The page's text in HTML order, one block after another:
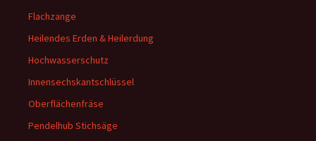
Flachzange
Heilendes Erden & Heilerdung
Hochwasserschutz
Innensechskantschlüssel
Oberflächenfräse
Pendelhub Stichsäge